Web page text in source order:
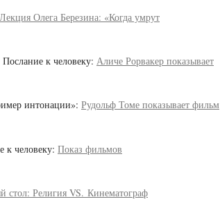
Лекция Олега Березина: «Когда умрут
Послание к человеку: Аличе Рорвакер показывает
интонации»: Рудольф Томе показывает фильм
к человеку: Показ фильмов
стол: Религия VS. Кинематограф